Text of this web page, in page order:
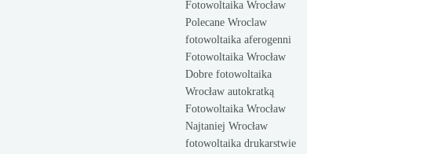
Fotowoltaika Wrocław
Polecane Wroclaw
fotowoltaika aferogenni
Fotowoltaika Wrocław
Dobre fotowoltaika
Wrocław autokratką
Fotowoltaika Wrocław
Najtaniej Wrocław
fotowoltaika drukarstwie